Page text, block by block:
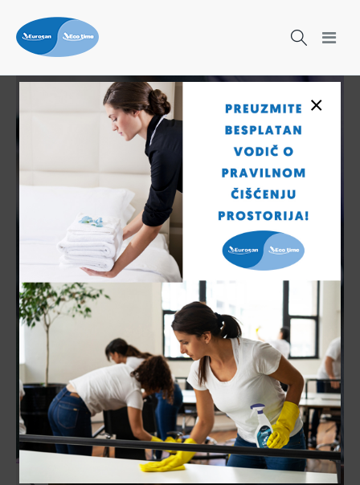
×
Čišćenje nikad nije bilo lakše!
Sve za čišćenje tvog doma nadohvat ruke!